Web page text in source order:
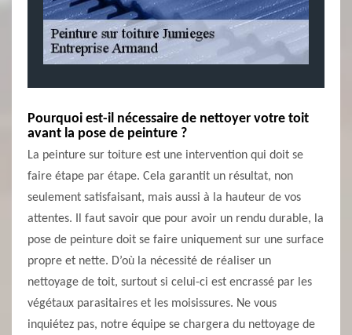
Pourquoi est-il nécessaire de nettoyer votre toit
avant la pose de peinture ?
La peinture sur toiture est une intervention qui doit se
faire étape par étape. Cela garantit un résultat, non
seulement satisfaisant, mais aussi à la hauteur de vos
attentes. Il faut savoir que pour avoir un rendu durable, la
pose de peinture doit se faire uniquement sur une surface
propre et nette. D’où la nécessité de réaliser un
nettoyage de toit, surtout si celui-ci est encrassé par les
végétaux parasitaires et les moisissures. Ne vous
inquiétez pas, notre équipe se chargera du nettoyage de